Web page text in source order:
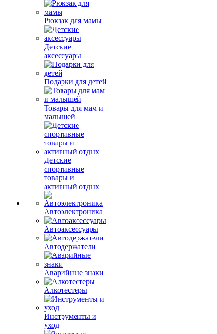
Рюкзак для мамы
Детские
аксессуары
Подарки для детей
Товары для мам и
малышей
Детские
спортивные
товары и
активный отдых
Автоэлектроника
Автоаксессуары
Автодержатели
Аварийные знаки
Алкотестеры
Инструменты и
уход